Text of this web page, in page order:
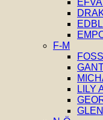
F-M
LILY